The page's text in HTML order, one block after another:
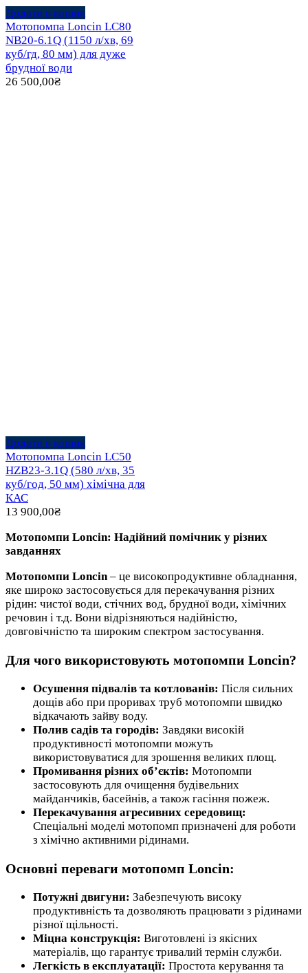
Додати в кошик
Мотопомпа Loncin LC80
NB20-6.1Q (1150 л/хв, 69
куб/гд, 80 мм) для дуже
брудної води
26 500,00₴
Додати в кошик
Мотопомпа Loncin LC50
HZB23-3.1Q (580 л/хв, 35
куб/год, 50 мм) хімічна для
КАС
13 900,00₴
Мотопомпи Loncin: Надійний помічник у різних
завданнях
Мотопомпи Loncin– це високопродуктивне обладнання,
яке широко застосовується для перекачування різних
рідин: чистої води, стічних вод, брудної води, хімічних
речовин і т.д. Вони відрізняються надійністю,
довговічністю та широким спектром застосування.
Для чого використовують мотопомпи Loncin?
Осушення підвалів та котлованів: Після сильних
дощів або при проривах труб мотопомпи швидко
відкачають зайву воду.
Полив садів та городів: Завдяки високій
продуктивності мотопомпи можуть
використовуватися для зрошення великих площ.
Промивання різних об’єктів: Мотопомпи
застосовують для очищення будівельних
майданчиків, басейнів, а також гасіння пожеж.
Перекачування агресивних середовищ:
Спеціальні моделі мотопомп призначені для роботи
з хімічно активними рідинами.
Основні переваги мотопомп Loncin:
Потужні двигуни: Забезпечують високу
продуктивність та дозволяють працювати з рідинами
різної щільності.
Міцна конструкція: Виготовлені із якісних
матеріалів, що гарантує тривалий термін служби.
Легкість в експлуатації: Простота керування та